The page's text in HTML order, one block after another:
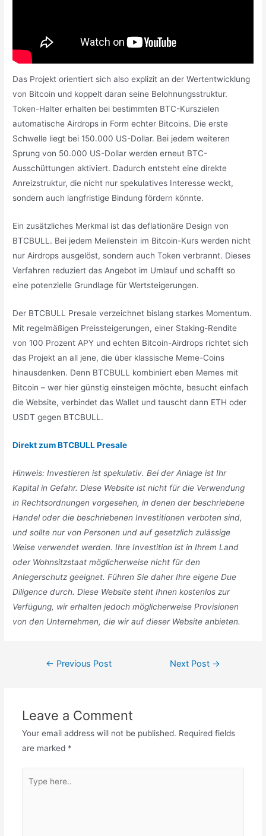
Das Projekt orientiert sich also explizit an der Wertentwicklung
von Bitcoin und koppelt daran seine Belohnungsstruktur.
Token-Halter erhalten bei bestimmten BTC-Kurszielen
automatische Airdrops in Form echter Bitcoins. Die erste
Schwelle liegt bei 150.000 US-Dollar. Bei jedem weiteren
Sprung von 50.000 US-Dollar werden erneut BTC-
Ausschüttungen aktiviert. Dadurch entsteht eine direkte
Anreizstruktur, die nicht nur spekulatives Interesse weckt,
sondern auch langfristige Bindung fördern könnte.
Ein zusätzliches Merkmal ist das deflationäre Design von
BTCBULL. Bei jedem Meilenstein im Bitcoin-Kurs werden nicht
nur Airdrops ausgelöst, sondern auch Token verbrannt. Dieses
Verfahren reduziert das Angebot im Umlauf und schafft so
eine potenzielle Grundlage für Wertsteigerungen.
Der BTCBULL Presale verzeichnet bislang starkes Momentum.
Mit regelmäßigen Preissteigerungen, einer Staking-Rendite
von 100 Prozent APY und echten Bitcoin-Airdrops richtet sich
das Projekt an all jene, die über klassische Meme-Coins
hinausdenken. Denn BTCBULL kombiniert eben Memes mit
Bitcoin – wer hier günstig einsteigen möchte, besucht einfach
die Website, verbindet das Wallet und tauscht dann ETH oder
USDT gegen BTCBULL.
Direkt zum BTCBULL Presale
Hinweis: Investieren ist spekulativ. Bei der Anlage ist Ihr
Kapital in Gefahr. Diese Website ist nicht für die Verwendung
in Rechtsordnungen vorgesehen, in denen der beschriebene
Handel oder die beschriebenen Investitionen verboten sind,
und sollte nur von Personen und auf gesetzlich zulässige
Weise verwendet werden. Ihre Investition ist in Ihrem Land
oder Wohnsitzstaat möglicherweise nicht für den
Anlegerschutz geeignet. Führen Sie daher Ihre eigene Due
Diligence durch. Diese Website steht Ihnen kostenlos zur
Verfügung, wir erhalten jedoch möglicherweise Provisionen
von den Unternehmen, die wir auf dieser Website anbieten.
Post← Previous Post Next Post →
Leave a Comment
Your email address will not be published. Required fields
are marked *
here..